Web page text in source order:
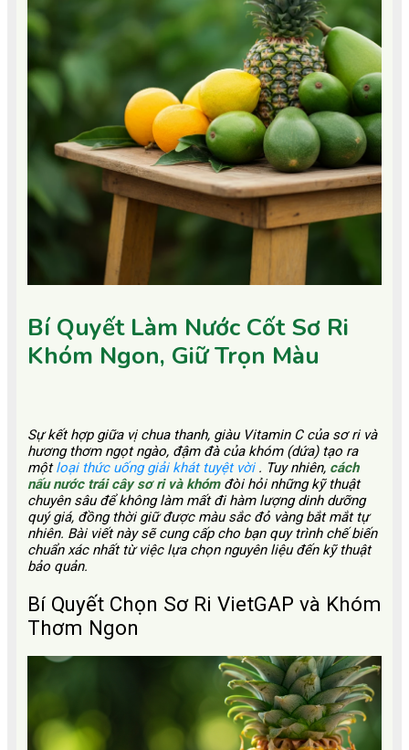
Sự kết hợp giữa vị chua thanh, giàu Vitamin C của sơ ri và
hương thơm ngọt ngào, đậm đà của khóm (dứa) tạo ra
mộtloại thức uống giải khát tuyệt vời . Tuy nhiên, cách
nấu nước trái cây sơ ri và khóm đòi hỏi những kỹ thuật
chuyên sâu để không làm mất đi hàm lượng dinh dưỡng
quý giá, đồng thời giữ được màu sắc đỏ vàng bắt mắt tự
nhiên. Bài viết này sẽ cung cấp cho bạn quy trình chế biến
chuẩn xác nhất từ việc lựa chọn nguyên liệu đến kỹ thuật
bảo quản.
Bí Quyết Chọn Sơ Ri VietGAP và Khóm
Thơm Ngon
Bí Quyết Làm Nước Cốt Sơ Ri
Khóm Ngon, Giữ Trọn Màu